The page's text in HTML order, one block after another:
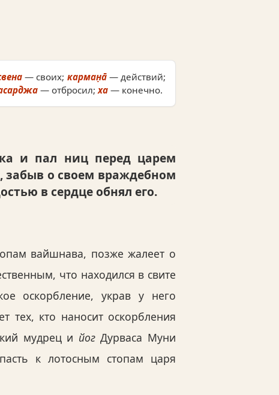
— своих; карман̣а̄— действий;
— отбросил;ха — конечно.
и пал ниц перед царем
забыв о своем враждебном
в сердце обнял его.
вайшнава, позже жалеет о
что находился в свите
оскорбление, украв у него
тех, кто наносит оскорбления
мудрец и йогДурваса Муни
к лотосным стопам царя